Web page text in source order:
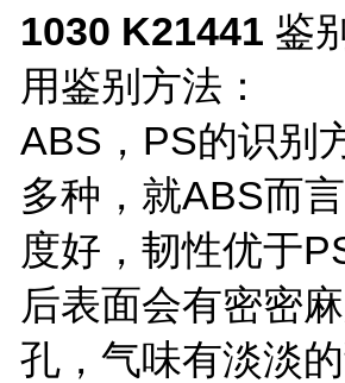
1030 K21441 鉴
用鉴别方法：
ABS，PS的识别
多种，就ABS而
度好，韧性优于
后表面会有密密
孔，气味有淡淡的